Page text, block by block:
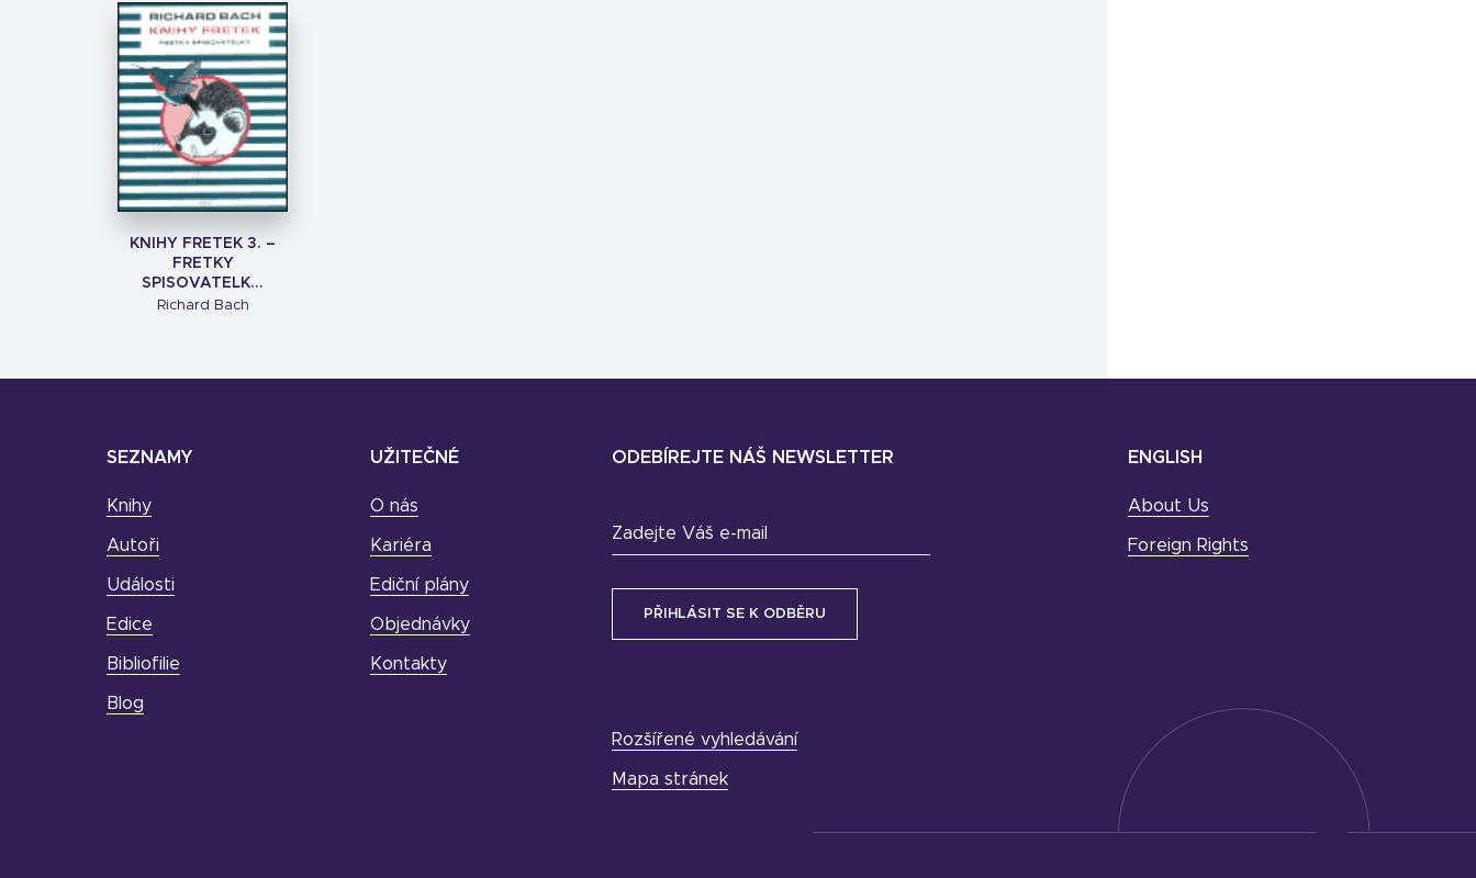
KNIHY FRETEK 3. –
FRETKY
SPISOVATELK...
Richard Bach
SEZNAMY
Knihy
Autoři
Události
Edice
Bibliofilie
Blog
UŽITEČNÉ
O nás
Kariéra
Ediční plány
Objednávky
Kontakty
ODEBÍREJTE NÁŠ NEWSLETTER
Zadejte Váš e-mail
Rozšířené vyhledávání
Mapa stránek
ENGLISH
About Us
Foreign Rights